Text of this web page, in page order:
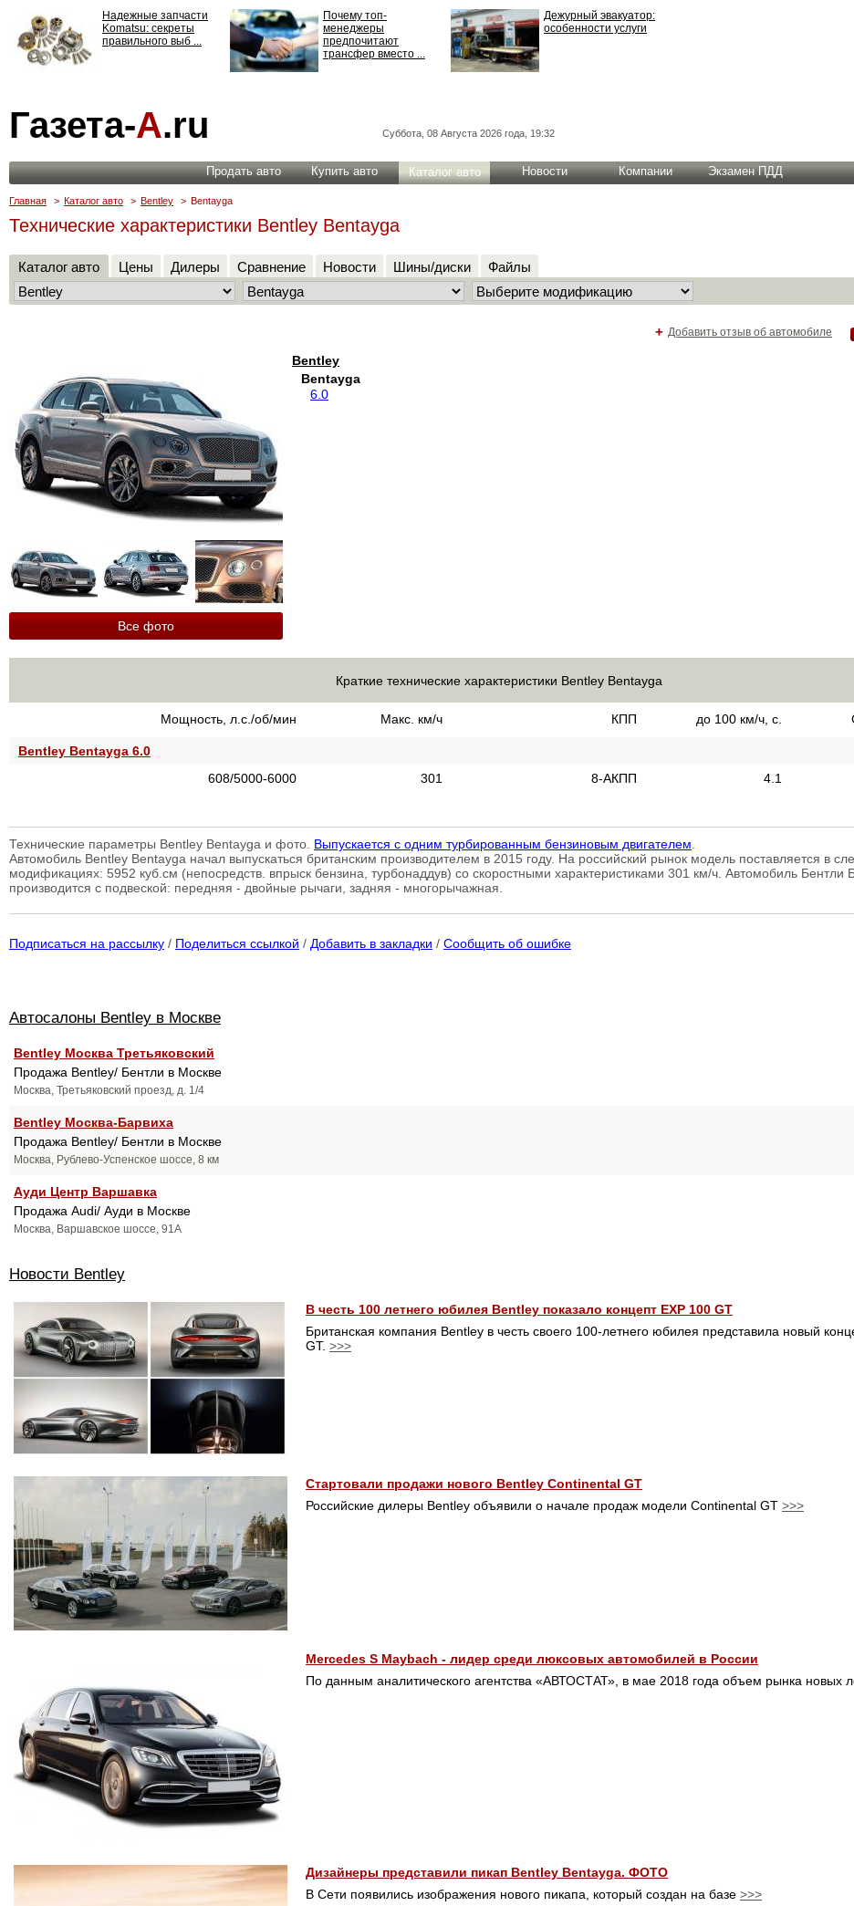
Надежные запчасти
Komatsu: секреты
правильного выб ...
Почему топ-
менеджеры
предпочитают
трансфер вместо ...
Дежурный эвакуатор:
особенности услуги
ответственности: все,
что нужно знать ...
Газета-А.ru Суббота, 08 Августа 2026 года, 19:32
Продать авто Купить авто Каталог авто Новости Компании Экзамен ПДД
Главная > Каталог авто > Bentley > Bentayga
Технические характеристики Bentley Bentayga
Каталог авто Цены Дилеры Сравнение Новости Шины/диски Файлы
+ Добавить отзыв об автомобиле
Все фото
Bentley
Bentayga
6.0
Краткие технические характеристики Bentley Bentayga
Мощность, л.с./об/мин Макс. км/ч КПП до 100 км/ч, с.
Bentley Bentayga 6.0
608/5000-6000
301 8-АКПП 4.1
Технические параметры Bentley Bentayga и фото. Выпускается с одним турбированным бензиновым двигателем
Автомобиль Bentley Bentayga начал выпускаться британским производителем в 2015 году. На российский рынок модель поставляется в
модификациях: 5952 куб.см (непосредств. впрыск бензина, турбонаддув) со скоростными характеристиками 301 км/ч. Автомобиль Бентли
производится с подвеской: передняя - двойные рычаги, задняя - многорычажная.
Подписаться на рассылку / Поделиться ссылкой / Добавить в закладки / Сообщить об ошибке
Автосалоны Bentley в Москве
Bentley Москва Третьяковский
Продажа Bentley/ Бентли в Москве
Москва, Третьяковский проезд, д. 1/4
Bentley Москва-Барвиха
Продажа Bentley/ Бентли в Москве
Москва, Рублево-Успенское шоссе, 8 км
Ауди Центр Варшавка
Продажа Audi/ Ауди в Москве
Москва, Варшавское шоссе, 91A
Новости Bentley
В честь 100 летнего юбилея Bentley показало концепт EXP 100 GT
Британская компания Bentley в честь своего 100-летнего юбилея представила новый
GT. >>>
Стартовали продажи нового Bentley Continental GT
Российские дилеры Bentley объявили о начале продаж модели Continental GT >>>
Mercedes S Maybach - лидер среди люксовых автомобилей в России
По данным аналитического агентства «АВТОСТАТ», в мае 2018 года объем рынка новых
Дизайнеры представили пикап Bentley Bentayga. ФОТО
В Сети появились изображения нового пикапа, который создан на базе >>>